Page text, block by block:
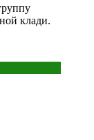
клади.